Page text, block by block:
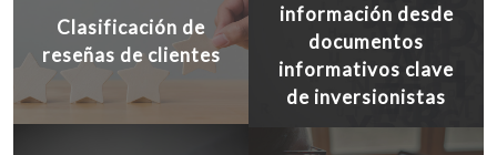
Clasificación de
reseñas de clientes
información desde
documentos
informativos clave
de inversionistas